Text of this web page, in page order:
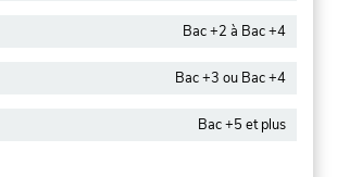
Bac +2 à Bac +4
Bac +3 ou Bac +4
Bac +5 et plus